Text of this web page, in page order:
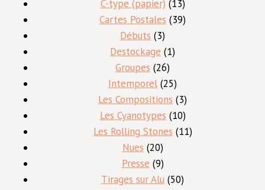
produits
C-type (papier) 1313
produits
Cartes Postales 3939
Débuts 33
produits
Destockage 11
Groupes 2626
produits
Intemporel 2525
produits
Les Compositions 33
produits
Les Cyanotypes 1010
produits
Les Rolling Stones 1111
Nues 2020
produits
Presse 99
produits
Tirages sur Alu 5050